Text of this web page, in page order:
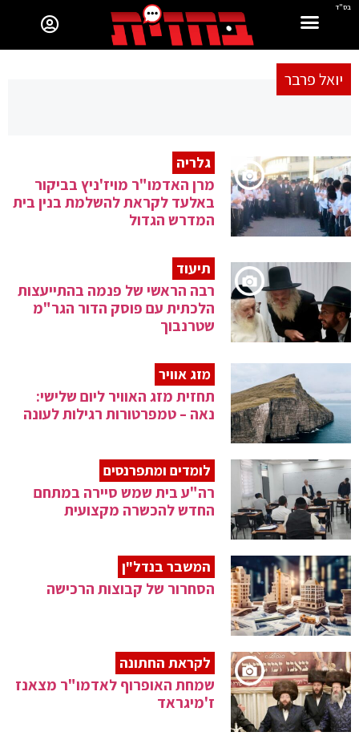
בס"ד
יואל פרבר
גלריה
מרן האדמו"ר מויז'ניץ בביקור
באלעד לקראת להשלמת בנין בית
המדרש הגדול
תיעוד
רבה הראשי של פנמה בהתייעצות
הלכתית עם פוסק הדור הגר"מ
שטרנבוך
מזג אוויר
תחזית מזג האוויר ליום שלישי:
נאה – טמפרטורות רגילות לעונה
לומדים ומתפרנסים
רה"ע בית שמש סיירה במתחם
החדש להכשרה מקצועית
המשבר בנדל"ן
הסחרור של קבוצות הרכישה
לקראת החתונה
שמחת האופרוף לאדמו"ר מצאנז
ז'מיגראד